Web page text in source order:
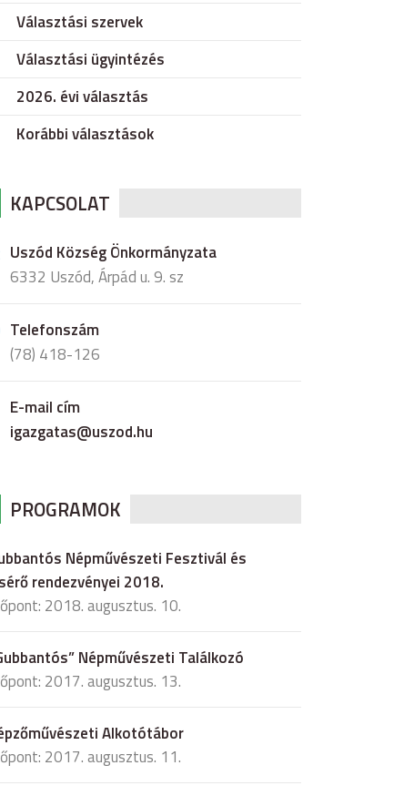
Választási szervek
Választási ügyintézés
2026. évi választás
Korábbi választások
KAPCSOLAT
Uszód Község Önkormányzata
6332 Uszód, Árpád u. 9. sz
Telefonszám
(78) 418-126
E-mail cím
igazgatas@uszod.hu
PROGRAMOK
Népművészeti Fesztivál és
rendezvényei 2018.
2018. augusztus. 10.
Népművészeti Találkozó
2017. augusztus. 13.
Alkotótábor
2017. augusztus. 11.